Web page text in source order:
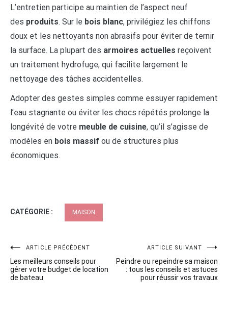
L’entretien participe au maintien de l’aspect neuf
des produits. Sur le bois blanc, privilégiez les chiffons
doux et les nettoyants non abrasifs pour éviter de ternir
la surface. La plupart des armoires actuelles reçoivent
un traitement hydrofuge, qui facilite largement le
nettoyage des tâches accidentelles.
Adopter des gestes simples comme essuyer rapidement
l’eau stagnante ou éviter les chocs répétés prolonge la
longévité de votre meuble de cuisine, qu’il s’agisse de
modèles en bois massif ou de structures plus
économiques.
CATÉGORIE : MAISON
Navigation
de
ARTICLE PRÉCÉDENT
Les meilleurs conseils pour
gérer votre budget de location
de bateau
ARTICLE SUIVANT
Peindre ou repeindre sa maison
: tous les conseils et astuces
pour réussir vos travaux